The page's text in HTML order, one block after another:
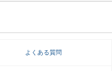
よくある質問